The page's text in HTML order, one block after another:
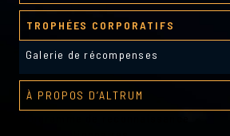
Processus de création
Galerie tombstones
TROPHÉES CORPORATIFS
Galerie de récompenses
À PROPOS D’ALTRUM